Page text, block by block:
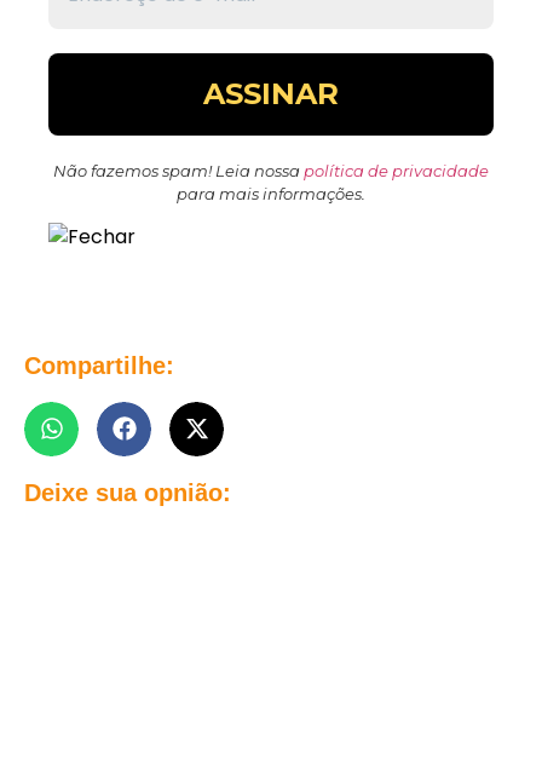
Não fazemos spam! Leia nossa política de privacidade
para mais informações.
Compartilhe:
Deixe sua opnião: